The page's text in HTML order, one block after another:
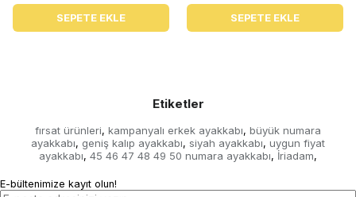
SEPETE EKLE SEPETE EKLE
Etiketler
fırsat ürünleri, kampanyalı erkek ayakkabı, büyük numara
ayakkabı, geniş kalıp ayakkabı, siyah ayakkabı, uygun fiyat
ayakkabı, 45 46 47 48 49 50 numara ayakkabı, İriadam,
E-bültenimize kayıt olun!